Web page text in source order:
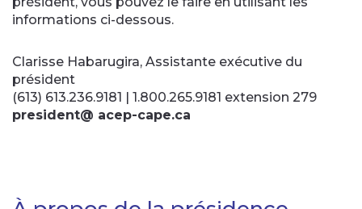
informations ci-dessous.
Clarisse Habarugira, Assistante exécutive du
président
(613) 613.236.9181 | 1.800.265.9181 extension 279
president@ acep-cape.ca